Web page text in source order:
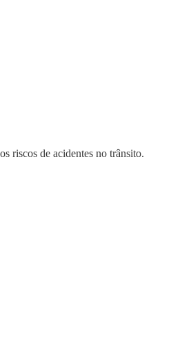
riscos de acidentes no trânsito.